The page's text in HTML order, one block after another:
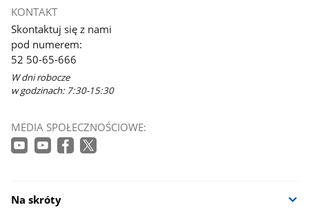
się
w
nowym
oknie
KONTAKT
Skontaktuj się z nami
pod numerem:
52 50-65-666
W dni robocze
w godzinach: 7:30-15:30
MEDIA SPOŁECZNOŚCIOWE:
Na skróty